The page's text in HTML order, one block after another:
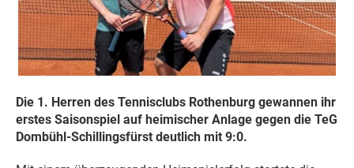
Die 1. Herren des Tennisclubs Rothenburg gewannen ihr
erstes Saisonspiel auf heimischer Anlage gegen die TeG
Dombühl-Schillingsfürst deutlich mit 9:0.